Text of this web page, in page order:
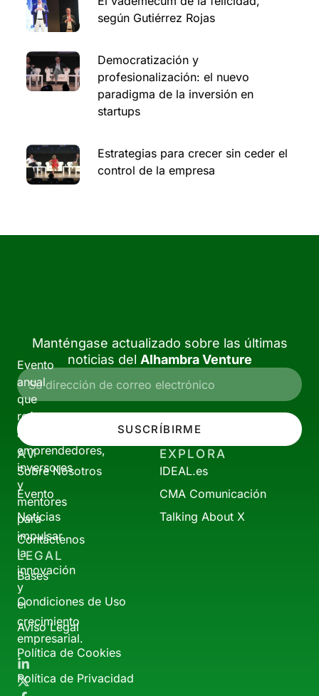
según Gutiérrez Rojas
Democratización y
profesionalización: el nuevo
paradigma de la inversión en
startups
Estrategias para crecer sin ceder el
control de la empresa
Evento
anual
que
reúne
a
emprendedores,
inversores
y
mentores
para
impulsar
la
innovación
y
el
crecimiento
empresarial.
Manténgase actualizado sobre las últimas
noticias del Alhambra Venture
SUSCRÍBIRME
AV
Sobre Nosotros
Evento
Noticias
Contáctenos
EXPLORA
IDEAL.es
CMA Comunicación
Talking About X
LEGAL
Bases
Condiciones de Uso
Aviso Legal
Política de Cookies
Política de Privacidad